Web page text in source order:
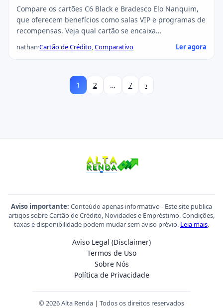
Compare os cartões C6 Black e Bradesco Elo Nanquim,
que oferecem benefícios como salas VIP e programas de
recompensas. Veja qual cartão se encaixa...
nathan·Cartão de Crédito Comparativo Ler agora
1 2 … 7 ›
Aviso importante: Conteúdo apenas informativo - Este site publica
artigos sobre Cartão de Crédito, Novidades e Empréstimo. Condições,
taxas e disponibilidade podem mudar sem aviso prévio. Leia mais.
Aviso Legal (Disclaimer)
Termos de Uso
Sobre Nós
Política de Privacidade
© 2026 Alta Renda | Todos os direitos reservados